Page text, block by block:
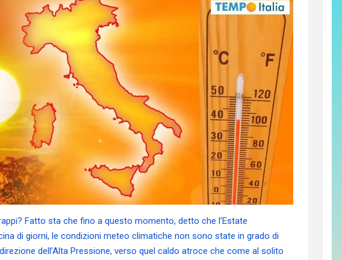
Fatto sta che fino a questo momento, detto che l’Estate
di giorni, le condizioni meteo climatiche non sono state in grado di
dell’Alta Pressione, verso quel caldo atroce che come al solito